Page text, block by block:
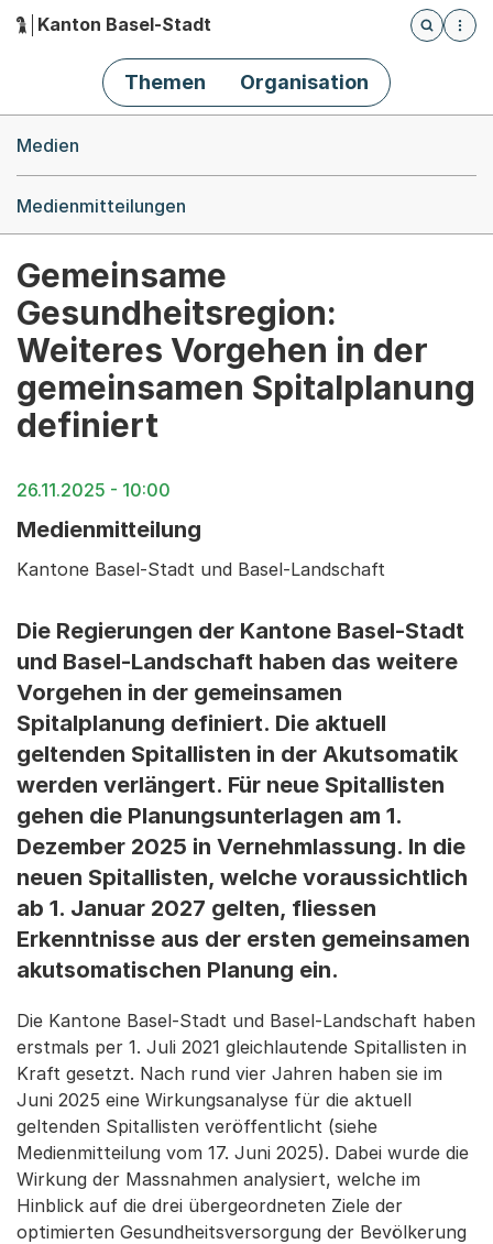
Hauptnavigation
Kanton Basel-Stadt
Öffnet
Themen Organisation
Medien
Medienmitteilungen
Gemeinsame
Gesundheitsregion:
Weiteres Vorgehen in der
gemeinsamen Spitalplanung
definiert
26.11.2025 - 10:00
Medienmitteilung
Kantone Basel-Stadt und Basel-Landschaft
Die Regierungen der Kantone Basel-Stadt
und Basel-Landschaft haben das weitere
Vorgehen in der gemeinsamen
Spitalplanung definiert. Die aktuell
geltenden Spitallisten in der Akutsomatik
werden verlängert. Für neue Spitallisten
gehen die Planungsunterlagen am 1.
Dezember 2025 in Vernehmlassung. In die
neuen Spitallisten, welche voraussichtlich
ab 1. Januar 2027 gelten, fliessen
Erkenntnisse aus der ersten gemeinsamen
akutsomatischen Planung ein.
Die Kantone Basel-Stadt und Basel-Landschaft haben
erstmals per 1. Juli 2021 gleichlautende Spitallisten in
Kraft gesetzt. Nach rund vier Jahren haben sie im
Juni 2025 eine Wirkungsanalyse für die aktuell
geltenden Spitallisten veröffentlicht (siehe
Medienmitteilung vom 17. Juni 2025). Dabei wurde die
Wirkung der Massnahmen analysiert, welche im
Hinblick auf die drei übergeordneten Ziele der
optimierten Gesundheitsversorgung der Bevölkerung